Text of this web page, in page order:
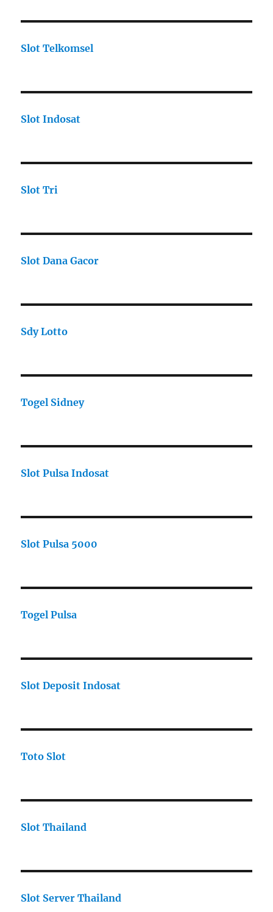
Slot Telkomsel
Slot Indosat
Slot Tri
Slot Dana Gacor
Sdy Lotto
Togel Sidney
Slot Pulsa Indosat
Slot Pulsa 5000
Togel Pulsa
Slot Deposit Indosat
Toto Slot
Slot Thailand
Slot Server Thailand